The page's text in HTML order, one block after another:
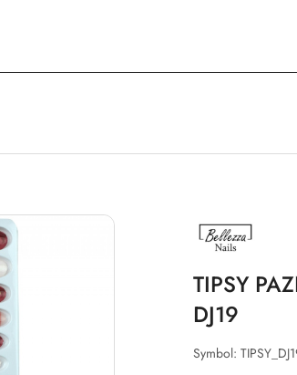
NAZWA
PRODUCENTA:
BELLEZZA
TIPSY
DJ19
Symbol: